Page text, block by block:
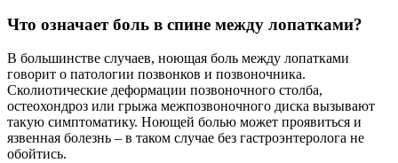
Что означает боль в спине между лопатками?
В большинстве случаев, ноющая боль между лопатками
говорит о патологии позвонков и позвоночника.
Сколиотические деформации позвоночного столба,
остеохондроз или грыжа межпозвоночного диска вызывают
такую симптоматику. Ноющей болью может проявиться и
язвенная болезнь – в таком случае без гастроэнтеролога не
обойтись.